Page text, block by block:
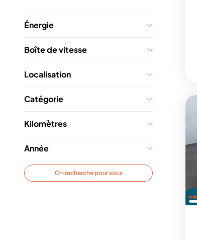
Énergie
Boîte de vitesse
Localisation
Catégorie
Kilomètres
Année
On recherche pour vous